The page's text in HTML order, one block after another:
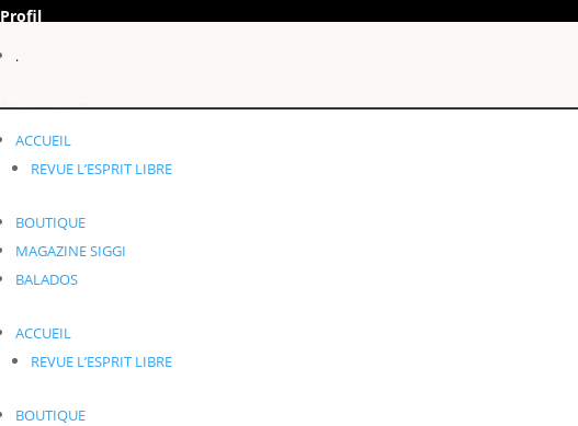
Profil
.
Éléments 0
.ACCUEIL
REVUE L’ESPRIT LIBRE
BOUTIQUE
MAGAZINE SIGGI
BALADOS
ACCUEIL
REVUE L’ESPRIT LIBRE
BOUTIQUE